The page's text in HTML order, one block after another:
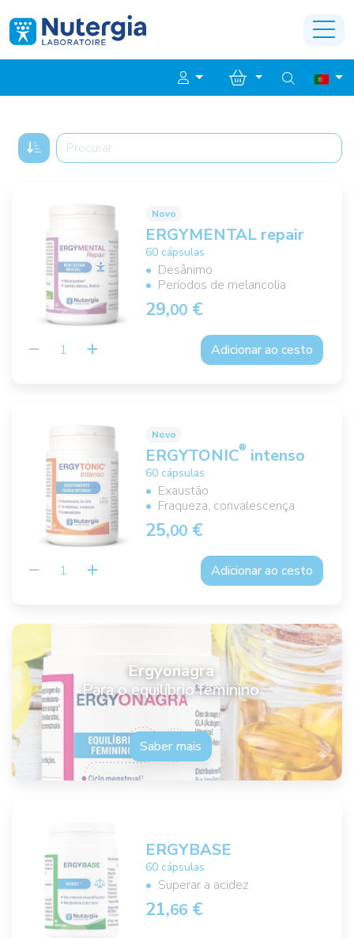
Novo
ERGYMENTAL repair
60 cápsulas
Desânimo
Períodos de melancolia
29,00 €
Adicionar ao cesto
Novo
ERGYTONIC® intenso
60 cápsulas
Exaustão
Fraqueza, convalescença
25,00 €
Adicionar ao cesto
Ergyonagra
Para o equilíbrio feminino
Saber mais
ERGYBASE
60 cápsulas
Superar a acidez
21,66 €